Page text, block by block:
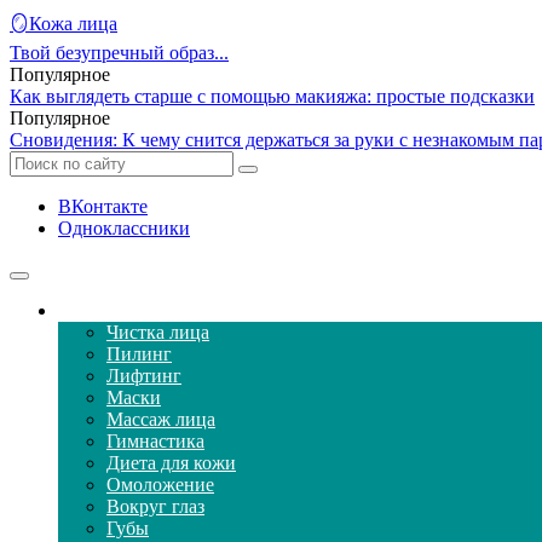
🪞Кожа лица
Твой безупречный образ...
Популярное
Как выглядеть старше с помощью макияжа: простые подсказки
Популярное
Сновидения: К чему снится держаться за руки с незнакомым
ВКонтакте
Одноклассники
Чистка лица
Пилинг
Лифтинг
Маски
Массаж лица
Гимнастика
Диета для кожи
Омоложение
Вокруг глаз
Губы